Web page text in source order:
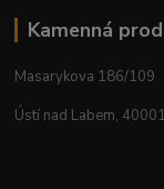
Kamenná
Masarykova 186/109
Ústí nad Labem, 40001